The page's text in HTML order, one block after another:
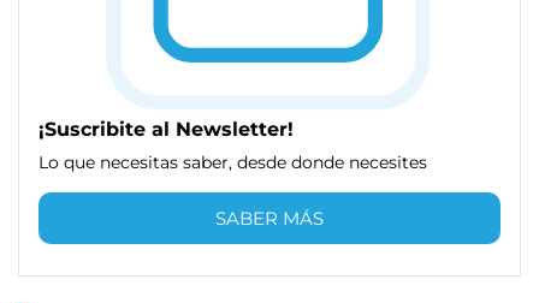
¡Suscribite al Newsletter!
Lo que necesitas saber, desde donde necesites
SABER MÁS